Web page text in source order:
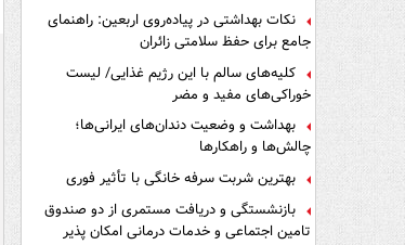
نکات بهداشتی در پیاده‌روی اربعین: راهنمای
جامع برای حفظ سلامتی زائران
کلیه‌های سالم با این رژیم غذایی/ لیست
خوراکی‌های مفید و مضر
بهداشت و وضعیت دندان‌های ایرانی‌ها؛
چالش‌ها و راهکارها
بهترین شربت سرفه خانگی با تأثیر فوری
بازنشستگی و دریافت مستمری از دو صندوق
تامین اجتماعی و خدمات درمانی امکان پذیر